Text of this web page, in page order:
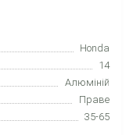
Honda
14
Алюміній
Праве
35-65